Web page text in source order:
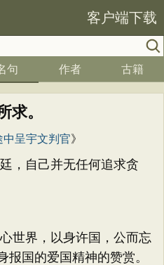
客户端下载
句 作者 古籍
求。
中呈宇文判官》
，自己并无任何追求贪
世界，以身许国，公而忘
国的爱国精神的赞赏。